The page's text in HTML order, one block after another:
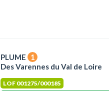
PLUME
1
Des Varennes du Val de Loire
LOF 001275/000185